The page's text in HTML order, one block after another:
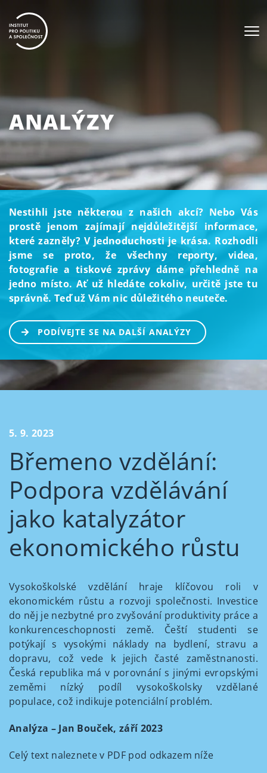
ANALÝZY
Nestihli jste některou z našich akcí? Nebo Vás
prostě jenom zajímají nejdůležitější informace,
které zazněly? V jednoduchosti je krása. Rozhodli
jsme se proto, že všechny reporty, videa,
fotografie a tiskové zprávy dáme přehledně na
jedno místo. Ať už hledáte cokoliv, určitě jste tu
správně. Teď už Vám nic důležitého neuteče.
PODÍVEJTE SE NA DALŠÍ ANALÝZY
5. 9. 2023
Břemeno vzdělání:
Podpora vzdělávání
jako katalyzátor
ekonomického růstu
Vysokoškolské vzdělání hraje klíčovou roli v
ekonomickém růstu a rozvoji společnosti. Investice
do něj je nezbytné pro zvyšování produktivity práce a
konkurenceschopnosti země. Čeští studenti se
potýkají s vysokými náklady na bydlení, stravu a
dopravu, což vede k jejich časté zaměstnanosti.
Česká republika má v porovnání s jinými evropskými
zeměmi nízký podíl vysokoškolsky vzdělané
populace, což indikuje potenciální problém.
Analýza – Jan Bouček, září 2023
Celý text naleznete v PDF pod odkazem níže